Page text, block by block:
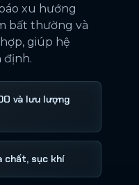
xu hướng
bất thường và
giúp hệ
định.
và lưu lượng
chất, sục khí